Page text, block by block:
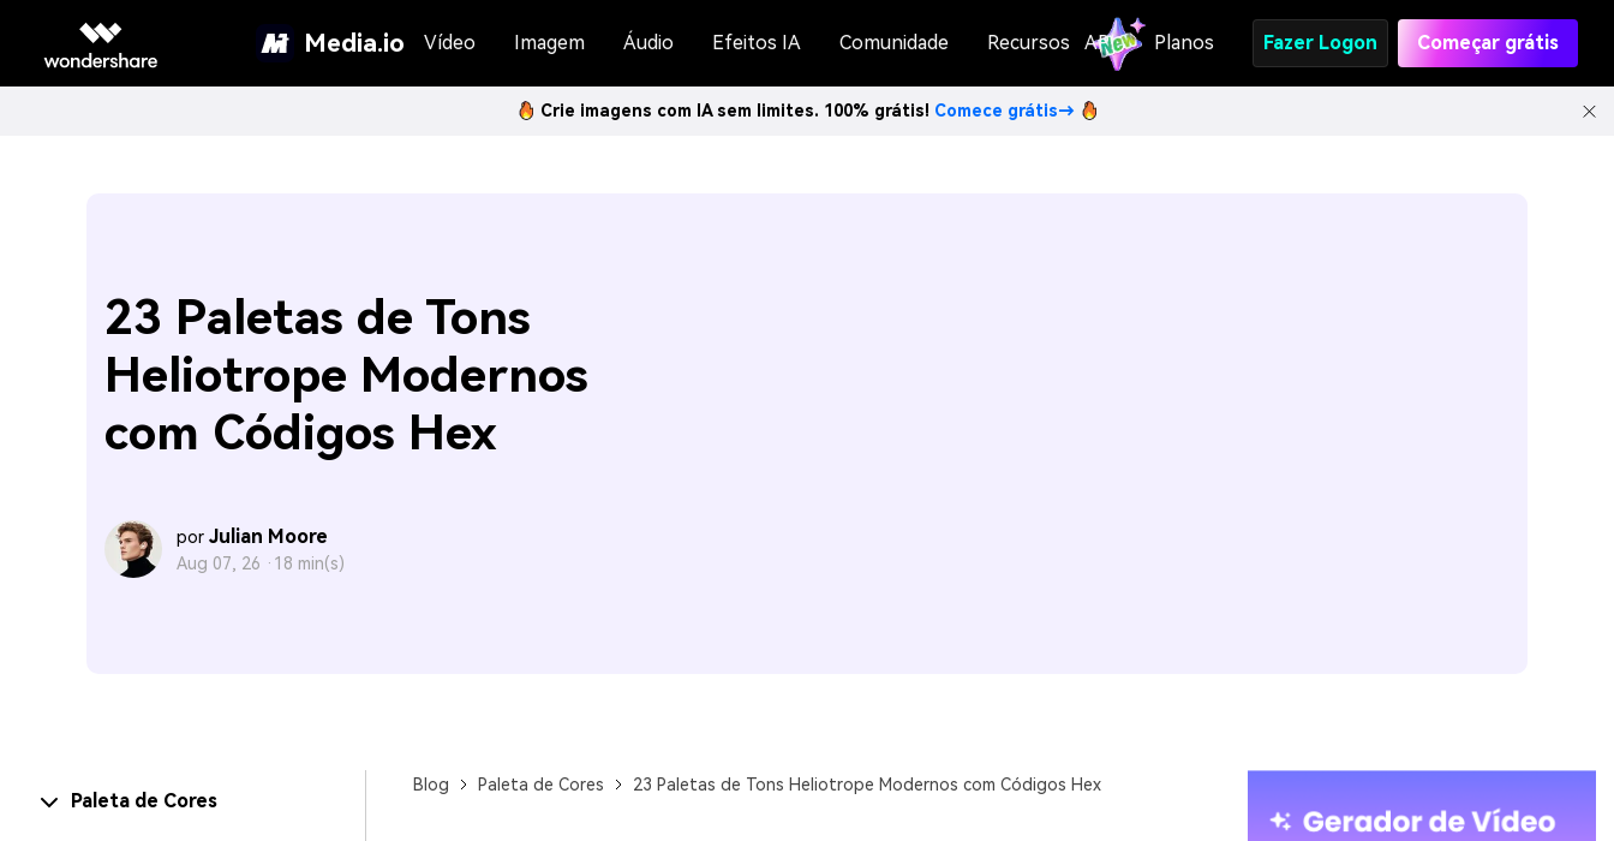
Media.io Vídeo Imagem Áudio Efeitos IA Comunidade Recursos API Planos Fazer Logon Começar grátis
Crie imagens com IA sem limites. 100% grátis! Comece grátis→
23 Paletas de Tons
Heliotrope Modernos
com Códigos Hex
por Julian Moore
Aug 07, 26 · 18 min(s)
Paleta de Cores
Blog Paleta de Cores 23 Paletas de Tons Heliotrope Modernos com Códigos Hex